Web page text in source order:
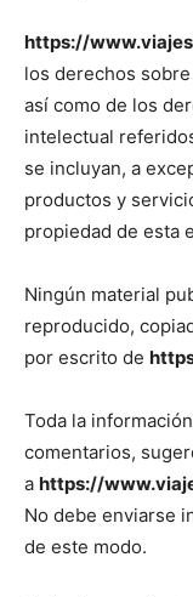
https://
los derechos
así como de los
intelectual
se incluyan, a
productos y
propiedad de esta
Ningún material
reproducido,
por escrito de
Toda la
comentarios,
a https://
No debe enviarse
de este modo.